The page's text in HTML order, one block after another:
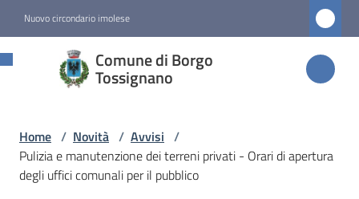
Nuovo circondario imolese
Comune di Borgo
Tossignano
Comune di
Borgo
Amministrazione
Home / Novità / Avvisi /
Pulizia e manutenzione dei terreni privati - Orari di apertura
degli uffici comunali per il pubblico